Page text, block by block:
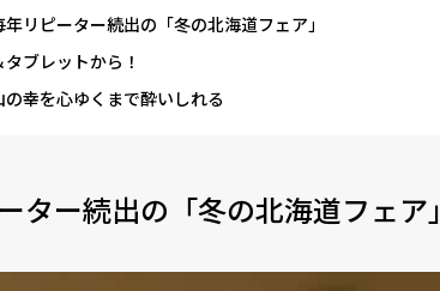
リピーター続出の「冬の北海道フェア」
ブレットから！
幸を心ゆくまで酔いしれる
ター続出の「冬の北海道フェア」